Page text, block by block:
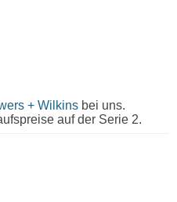
+ Wilkins bei uns.
auf der Serie 2.